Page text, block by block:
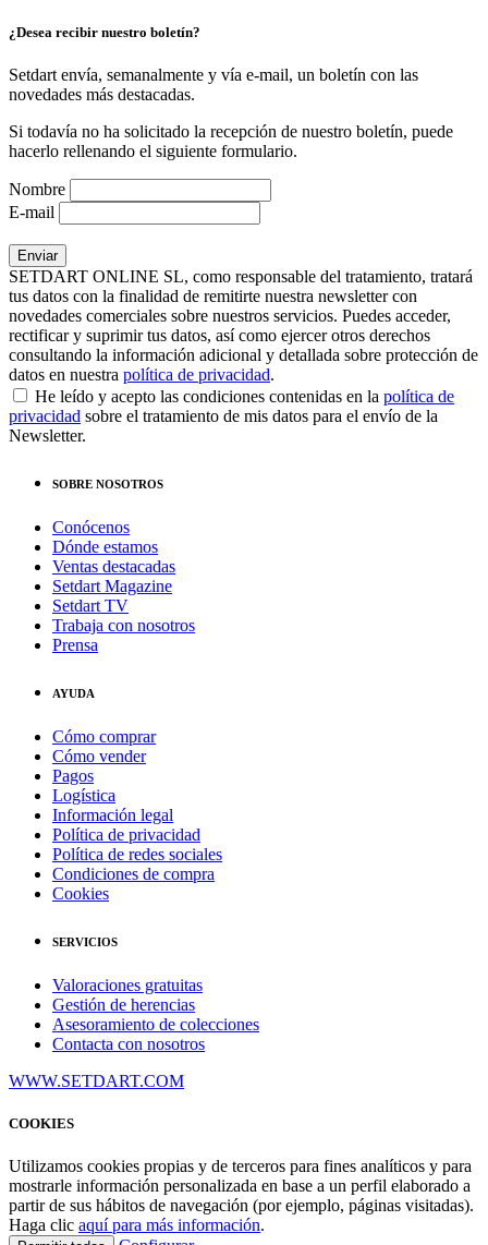
¿Desea recibir nuestro boletín?
Setdart envía, semanalmente y vía e-mail, un boletín con las
novedades más destacadas.
Si todavía no ha solicitado la recepción de nuestro boletín, puede
hacerlo rellenando el siguiente formulario.
Nombre
E-mail
SETDART ONLINE SL, como responsable del tratamiento, tratará
tus datos con la finalidad de remitirte nuestra newsletter con
novedades comerciales sobre nuestros servicios. Puedes acceder,
rectificar y suprimir tus datos, así como ejercer otros derechos
consultando la información adicional y detallada sobre protección de
datos en nuestra política de privacidad.
He leído y acepto las condiciones contenidas en la política de
privacidad sobre el tratamiento de mis datos para el envío de la
Newsletter.
SOBRE NOSOTROS
Conócenos
Dónde estamos
Ventas destacadas
Setdart Magazine
Setdart TV
Trabaja con nosotros
Prensa
AYUDA
Cómo comprar
Cómo vender
Pagos
Logística
Información legal
Política de privacidad
Política de redes sociales
Condiciones de compra
Cookies
SERVICIOS
Valoraciones gratuitas
Gestión de herencias
Asesoramiento de colecciones
Contacta con nosotros
WWW.SETDART.COM
COOKIES
Utilizamos cookies propias y de terceros para fines analíticos y para
mostrarle información personalizada en base a un perfil elaborado a
partir de sus hábitos de navegación (por ejemplo, páginas visitadas).
Haga clic aquí para más información.